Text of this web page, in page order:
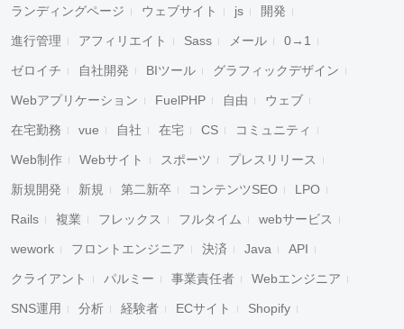
ランディングページ ウェブサイト js 開発
進行管理 アフィリエイト Sass メール 0→1
ゼロイチ 自社開発 BIツール グラフィックデザイン
Webアプリケーション FuelPHP 自由 ウェブ
在宅勤務 vue 自社 在宅 CS コミュニティ
Web制作 Webサイト スポーツ プレスリリース
新規開発 新規 第二新卒 コンテンツSEO LPO
Rails 複業 フレックス フルタイム webサービス
wework フロントエンジニア 決済 Java API
クライアント パルミー 事業責任者 Webエンジニア
SNS運用 分析 経験者 ECサイト Shopify